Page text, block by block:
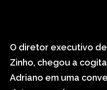
O diretor executivo
Zinho, chegou a
Adriano em uma